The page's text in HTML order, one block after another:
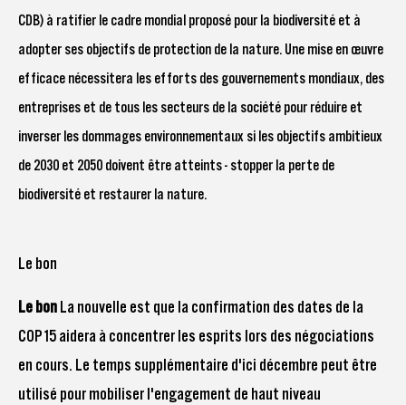
CDB) à ratifier le cadre mondial proposé pour la biodiversité et à
adopter ses objectifs de protection de la nature. Une mise en œuvre
efficace nécessitera les efforts des gouvernements mondiaux, des
entreprises et de tous les secteurs de la société pour réduire et
inverser les dommages environnementaux si les objectifs ambitieux
de 2030 et 2050 doivent être atteints - stopper la perte de
biodiversité et restaurer la nature.
Le bon
Le bonLa nouvelle est que la confirmation des dates de la
COP15 aidera à concentrer les esprits lors des négociations
en cours. Le temps supplémentaire d'ici décembre peut être
utilisé pour mobiliser l'engagement de haut niveau